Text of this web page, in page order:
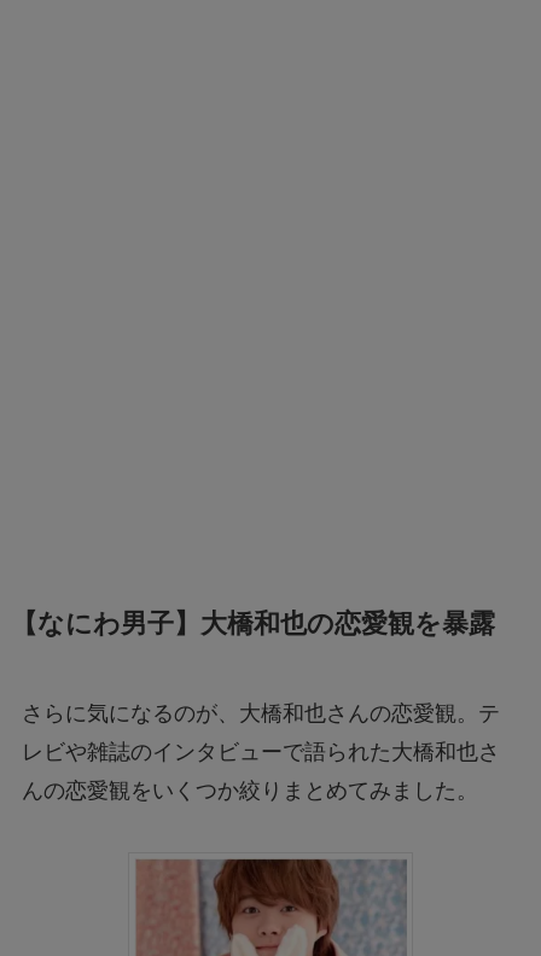
【なにわ男子】大橋和也の恋愛観を暴露
さらに気になるのが、大橋和也さんの恋愛観。テ
レビや雑誌のインタビューで語られた大橋和也さ
んの恋愛観をいくつか絞りまとめてみました。